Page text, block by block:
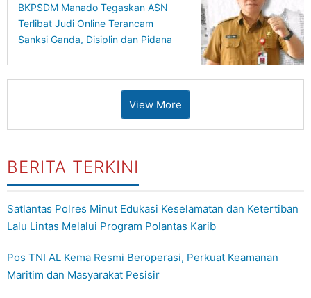
BKPSDM Manado Tegaskan ASN
Terlibat Judi Online Terancam
Sanksi Ganda, Disiplin dan Pidana
View More
BERITA TERKINI
Satlantas Polres Minut Edukasi Keselamatan dan Ketertiban
Lalu Lintas Melalui Program Polantas Karib
Pos TNI AL Kema Resmi Beroperasi, Perkuat Keamanan
Maritim dan Masyarakat Pesisir